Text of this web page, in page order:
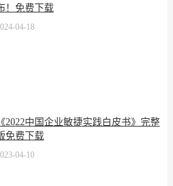
！免费下载
04-18
《2022中国企业敏捷实践白皮书》完整
免费下载
04-10